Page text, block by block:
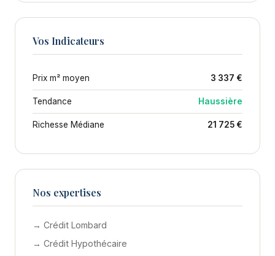
Vos Indicateurs
Prix m² moyen 3 337 €
Tendance Haussière
Richesse Médiane 21 725 €
Nos expertises
→ Crédit Lombard
→ Crédit Hypothécaire